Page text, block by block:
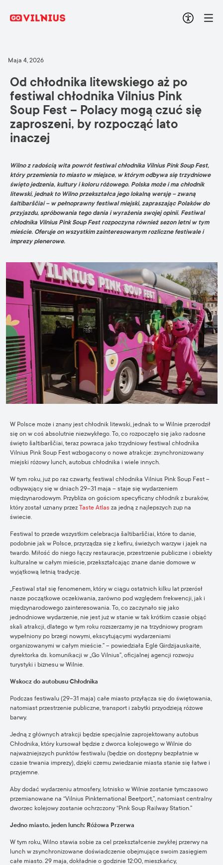
Maja 4, 2026
Od chłodnika litewskiego aż po
festiwal chłodnika Vilnius Pink
Soup Fest – Polacy mogą czuć się
zaproszeni, by rozpocząć lato
inaczej
Wilno z radością wita powrót festiwal chłodnika Vilnius Pink Soup Fest,
który przemienia to miasto w miejsce, w którym odbywa się trzydniowe
święto jedzenia, kultury i koloru różowego. Polska może i ma chłodnik
litewski, jednak to Wilno przekształca jego lokalną wersję – zwaną
šaltibarščiai – w pełnoprawny festiwal miejski, zapraszając Polaków do
przyjazdu, spróbowania tego dania i wyrażenia swojej opinii. Festiwal
chłodnika Vilnius Pink Soup Fest rozpoczyna również sezon letni w tym
mieście. Oferuje on wszystkim zainteresowanym rozliczne festiwale i
imprezy plenerowe.
W Polsce może i znany jest chłodnik litewski, jednak to w Wilnie przerodził
się on w coś absolutnie niezwykłego. To, co rozpoczęło się jako radosne
święto šaltibarščiai, teraz powraca jako trzydniowy festiwal chłodnika
Vilnius Pink Soup Fest wzbogacony o nowe atrakcje: zsynchronizowany
miejski różowy lunch, autobus chłodnika i wiele innych.
W tym roku, już po raz czwarty, festiwal chłodnika Vilnius Pink Soup Fest –
odbywający się w dniach 29–31 maja – staje się wydarzeniem
międzynarodowym. Przybliża on gościom specyficzny chłodnik z buraków,
który został uznany przez Taste Atlas za jedną z najlepszych zup na
świecie.
Festiwal to przede wszystkim celebracja šaltibarščiai, które to danie,
podobnie jak w Polsce, przyrządza się z kefiru, świeżych warzyw i jajek na
twardo. Miłość do niego łączy restauracje, przestrzenie publiczne i obiekty
kulturalne w całym mieście, przekształcając znane danie domowe w
wyjątkową letnią tradycję.
„Festiwal stał się fenomenem, który w ciągu ostatnich kilku lat przerósł
nasze początkowe oczekiwania, zarówno pod względem frekwencji, jak i
międzynarodowego zainteresowania. To, co zaczynało się jako
jednodniowe wydarzenie, nie jest już w stanie w tak krótkim czasie objąć
skali atrakcji, dlatego w tym roku rozszerzamy je na trzydniowy program
wypełniony po brzegi nowymi, ekscytującymi wydarzeniami
organizowanymi w całym mieście.” – powiedziała Eglė Girdzijauskaitė,
dyrektorka ds. komunikacji w „Go Vilnius”, oficjalnej agencji rozwoju
turystyki i biznesu w Wilnie.
Wskocz do autobusu Chłodnika
Podczas festiwalu (29–31 maja) całe miasto przyłącza się do świętowania,
natomiast przestrzenie publiczne, transport i zabytki przyodzieją różowe
barwy.
Jedną z głównych atrakcji będzie specjalnie zaprojektowany autobus
Chłodnika, który kursował będzie z dworca kolejowego w Wilnie do
najważniejszych punktów festiwalu (będzie on dostępny bezpłatnie w
czasie trwania imprezy), dzięki czemu zwiedzanie miasta stanie się łatwe i
przyjemne.
Aby dodać wydarzeniu atmosfery, lotnisko w Wilnie zostanie tymczasowo
przemianowane na “Vilnius Pinkternational Beetport,”, natomiast centralny
dworzec kolejowy zostanie ochrzczony “Pink Soup Railway Station.”
Jedno miasto, jeden lunch: Różowa Przerwa
W tym roku, Wilno stawia sobie za cel przekształcenie zwykłej przerwy na
lunch w zsynchronizowane doświadczenie obejmujące swoim zasięgiem
całe miasto. 29 maja, dokładnie o godzinie 12:00, mieszkańcy,